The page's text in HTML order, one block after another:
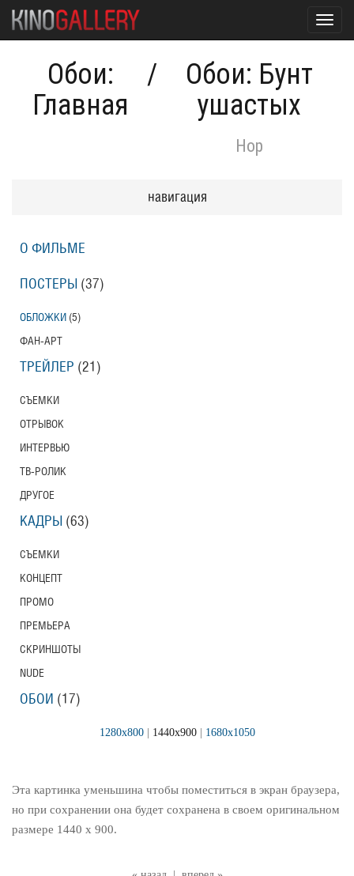
Обои:
Главная
/
Обои: Бунт
ушастых
Hop
1280x800| 1440x900| 1680x1050
Эта картинка уменьшина чтобы поместиться в экран браузера,
но при сохранении она будет сохранена в своем оригинальном
размере 1440 x 900.
навигация
О ФИЛЬМЕ
ПОСТЕРЫ (37)
ОБЛОЖКИ (5)
ФАН-АРТ
ТРЕЙЛЕР (21)
СЪЕМКИ
ОТРЫВОК
ИНТЕРВЬЮ
ТВ-РОЛИК
ДРУГОЕ
КАДРЫ (63)
СЪЕМКИ
КОНЦЕПТ
ПРОМО
ПРЕМЬЕРА
СКРИНШОТЫ
NUDE
ОБОИ (17)